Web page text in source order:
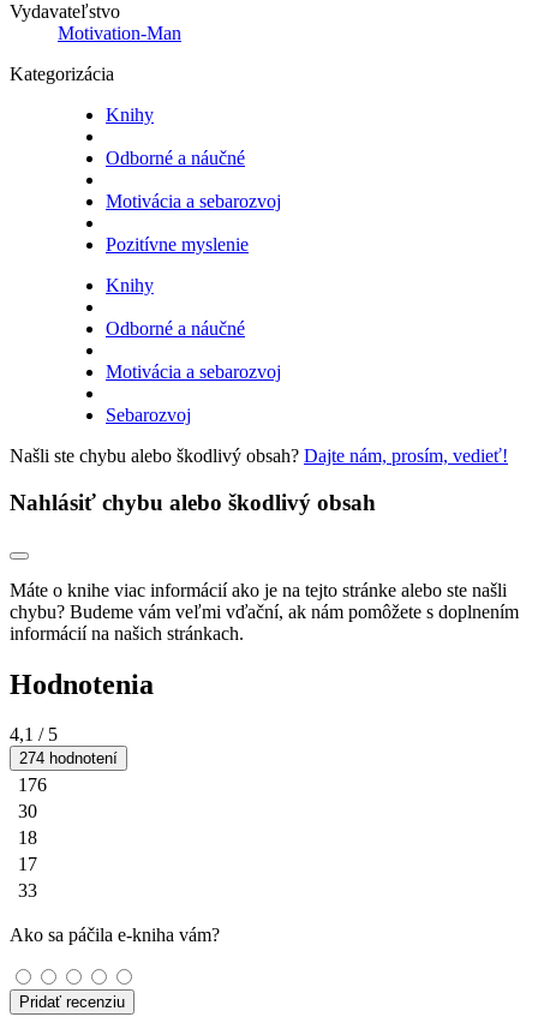
Vydavateľstvo
Motivation-Man
Kategorizácia
Knihy
Odborné a náučné
Motivácia a sebarozvoj
Pozitívne myslenie
Knihy
Odborné a náučné
Motivácia a sebarozvoj
Sebarozvoj
Našli ste chybu alebo škodlivý obsah? Dajte nám, prosím, vedieť!
Nahlásiť chybu alebo škodlivý obsah
Máte o knihe viac informácií ako je na tejto stránke alebo ste našli
chybu? Budeme vám veľmi vďační, ak nám pomôžete s doplnením
informácií na našich stránkach.
Hodnotenia
4,1 / 5
274 hodnotení
176
30
18
17
33
Ako sa páčila e-kniha vám?
Pridať recenziu